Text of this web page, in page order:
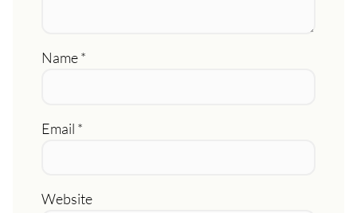
Name*
Email *
Website